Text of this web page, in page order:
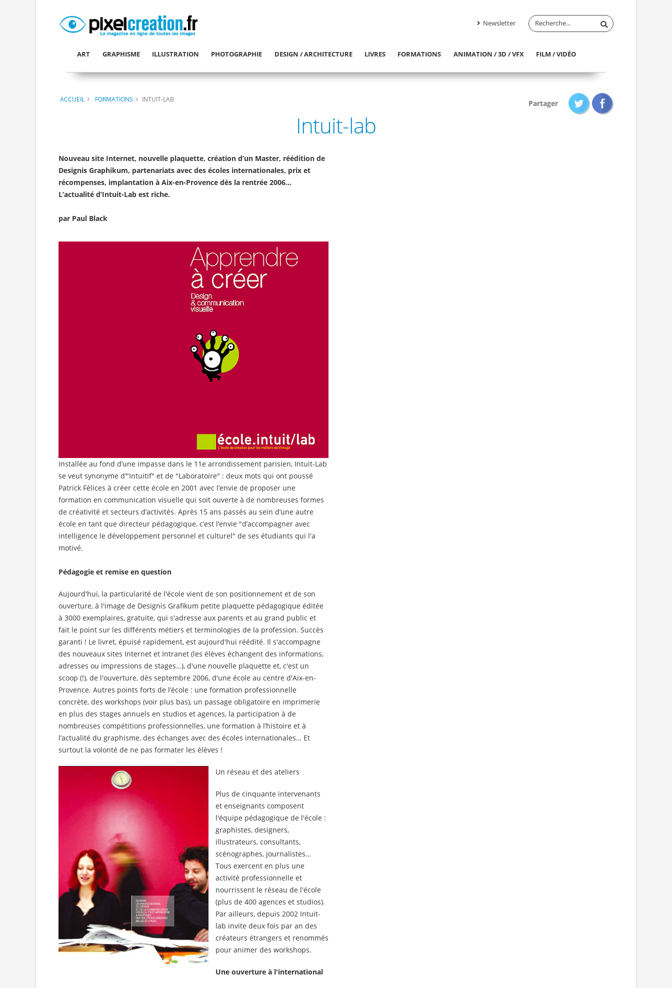
Newsletter
ART GRAPHISME ILLUSTRATION PHOTOGRAPHIE DESIGN / ARCHITECTURE LIVRES FORMATIONS ANIMATION / 3D / VFX FILM / VIDÉO
ACCUEIL FORMATIONS INTUIT-LAB Partager
Intuit-lab
Nouveau site Internet, nouvelle plaquette, création d’un Master, réédition de
Designis Graphikum, partenariats avec des écoles internationales, prix et
récompenses, implantation à Aix-en-Provence dès la rentrée 2006…
L’actualité d’Intuit-Lab est riche.
par Paul Black
Installée au fond d’une impasse dans le 11e arrondissement parisien, Intuit-Lab
se veut synonyme d’"Intuitif" et de "Laboratoire" : deux mots qui ont poussé
Patrick Félices à créer cette école en 2001 avec l’envie de proposer une
formation en communication visuelle qui soit ouverte à de nombreuses formes
de créativité et secteurs d’activités. Après 15 ans passés au sein d’une autre
école en tant que directeur pédagogique, c’est l’envie "d’accompagner avec
intelligence le développement personnel et culturel" de ses étudiants qui l'a
motivé.
Pédagogie et remise en question
Aujourd'hui, la particularité de l'école vient de son positionnement et de son
ouverture, à l'image de Designis Grafikum petite plaquette pédagogique éditée
à 3000 exemplaires, gratuite, qui s'adresse aux parents et au grand public et
fait le point sur les différents métiers et terminologies de la profession. Succès
garanti ! Le livret, épuisé rapidement, est aujourd'hui réédité. Il s'accompagne
des nouveaux sites Internet et Intranet (les élèves échangent des informations,
adresses ou impressions de stages…), d'une nouvelle plaquette et, c'est un
scoop (!), de l'ouverture, dès septembre 2006, d'une école au centre d'Aix-en-
Provence. Autres points forts de l’école : une formation professionnelle
concrète, des workshops (voir plus bas), un passage obligatoire en imprimerie
en plus des stages annuels en studios et agences, la participation à de
nombreuses compétitions professionnelles, une formation à l’histoire et à
l’actualité du graphisme, des échanges avec des écoles internationales… Et
surtout la volonté de ne pas formater les élèves !
Un réseau et des ateliers
Plus de cinquante intervenants
et enseignants composent
l'équipe pédagogique de l'école :
graphistes, designers,
illustrateurs, consultants,
scénographes, journalistes…
Tous exercent en plus une
activité professionnelle et
nourrissent le réseau de l'école
(plus de 400 agences et studios).
Par ailleurs, depuis 2002 Intuit-
lab invite deux fois par an des
créateurs étrangers et renommés
pour animer des workshops.
Une ouverture à l'international